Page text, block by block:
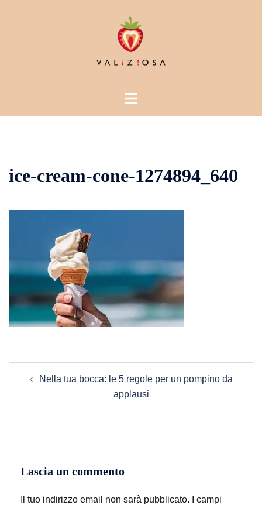
Mostra/Nascondi
ice-cream-cone-1274894_640
articoloNella tua bocca: le 5 regole per un pompino da
applausi
Lascia un commento
Il tuo indirizzo email non sarà pubblicato.
I campi